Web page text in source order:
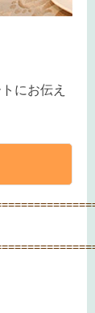
にお伝え